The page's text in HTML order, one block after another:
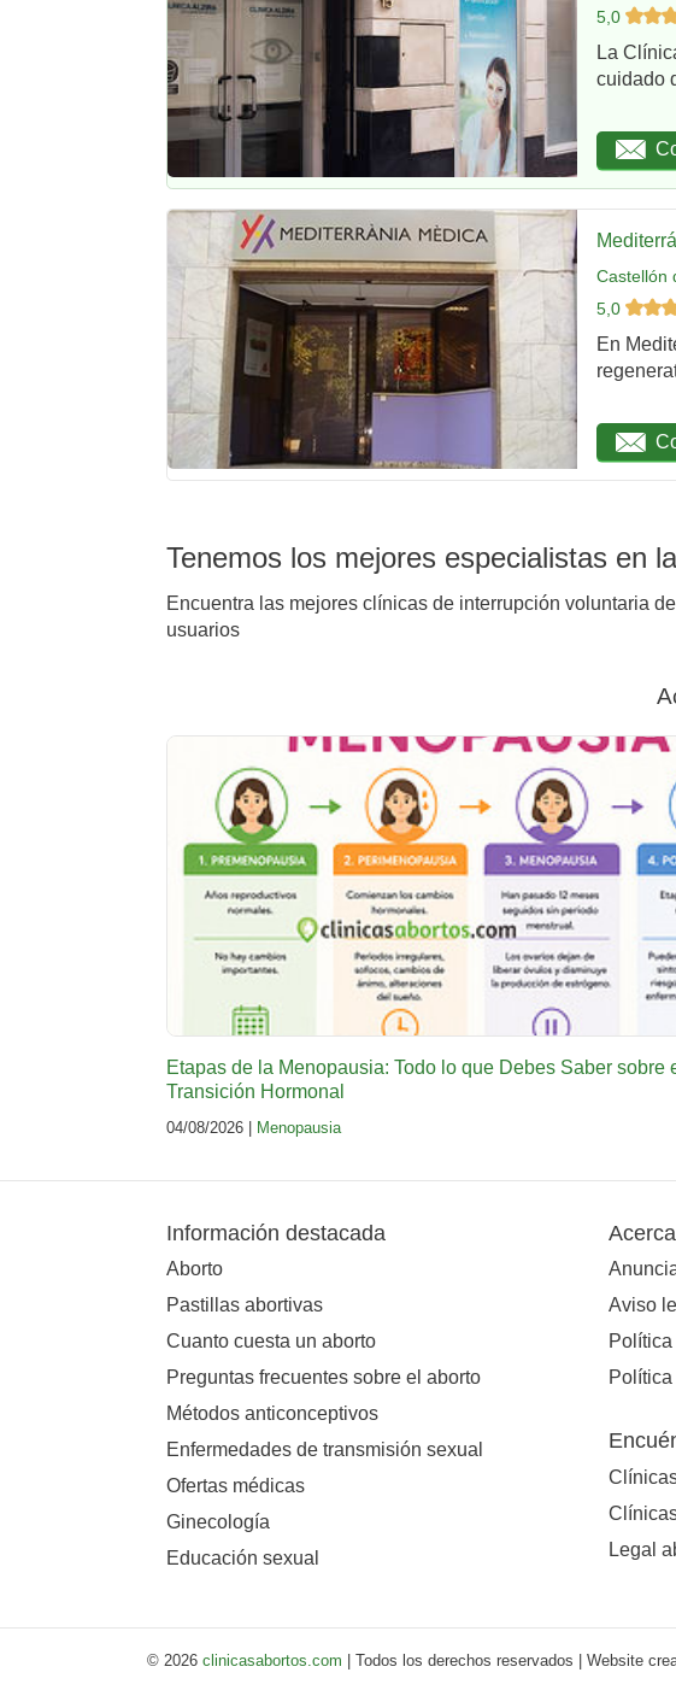
5,0
La
cuidado
Castellón
5,0
En
Tenemos los mejores especialistas en
Encuentra las mejores clínicas de interrupción voluntaria
usuarios
Etapas de la Menopausia: Todo lo que Debes Saber sobre
Transición Hormonal
04/08/2026 | Menopausia
Información destacada
Aborto
Pastillas abortivas
Cuanto cuesta un aborto
Preguntas frecuentes sobre el aborto
Métodos anticonceptivos
Enfermedades de transmisión sexual
Ofertas médicas
Ginecología
Educación sexual
Aviso
Legal
© 2026 clinicasabortos.com | Todos los derechos reservados | Website